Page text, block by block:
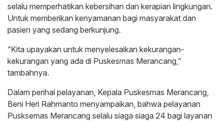
selalu memperhatikan kebersihan dan kerapian lingkungan.
Untuk memberikan kenyamanan bagi masyarakat dan
pasien yang sedang berkunjung.
“Kita upayakan untuk menyelesaikan kekurangan-
kekurangan yang ada di Puskesmas Merancang,”
tambahnya.
Dalam perihal pelayanan, Kepala Puskesmas Merancang,
Beni Heri Rahmanto menyampaikan, bahwa pelayanan
Pusksemas Merancang selalu siaga siaga 24 bagi layanan